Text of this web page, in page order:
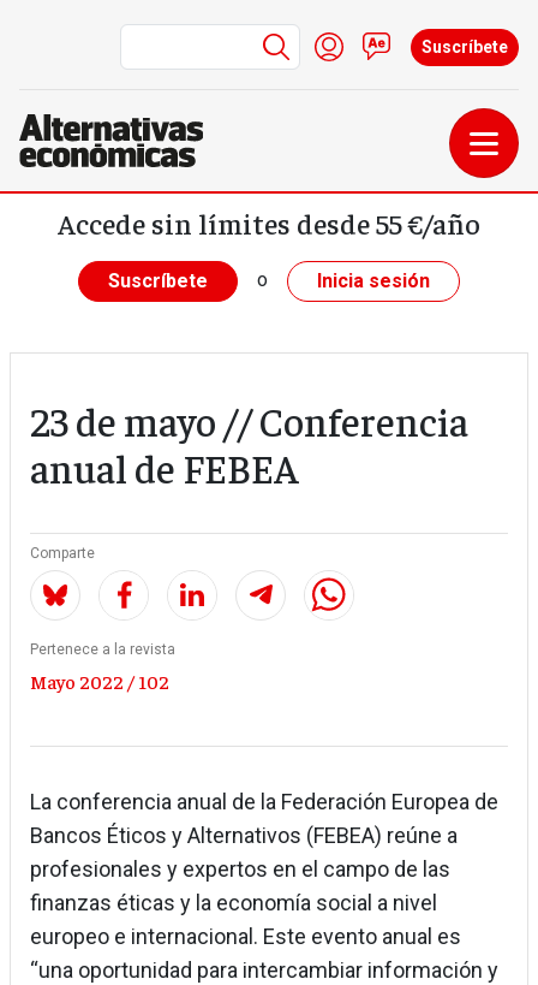
Pasar al contenido principal
Menú de cuenta de
Iniciar sesión
Contacto
Suscríbete
Accede sin límites desde 55 €/año
Suscríbete o Inicia sesión
23 de mayo // Conferencia
anual de FEBEA
Comparte
Pertenece a la revista
Mayo 2022 / 102
La conferencia anual de la Federación Europea de
Bancos Éticos y Alternativos (FEBEA) reúne a
profesionales y expertos en el campo de las
finanzas éticas y la economía social a nivel
europeo e internacional. Este evento anual es
“una oportunidad para intercambiar información y